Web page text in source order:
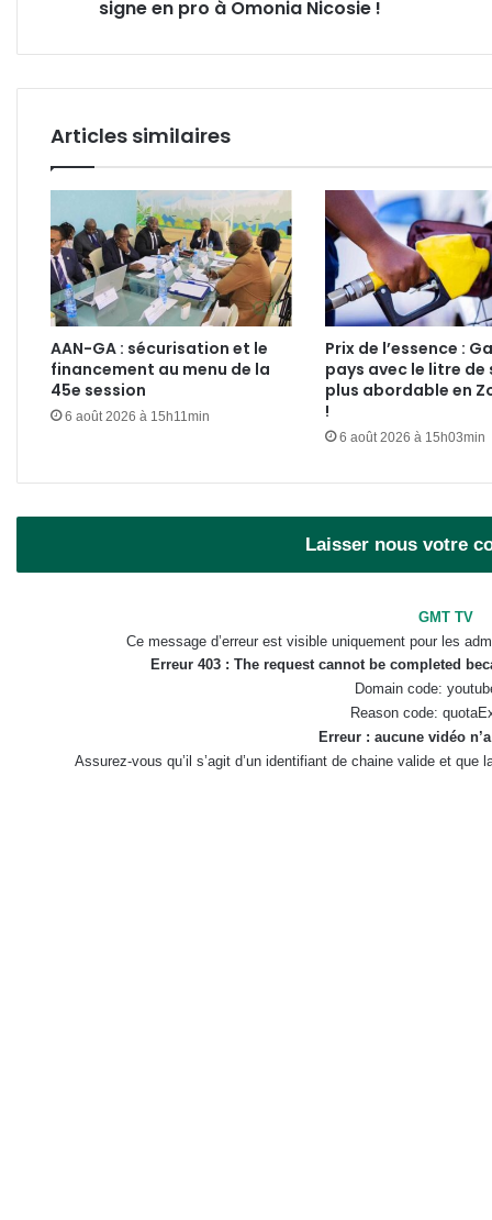
Nicosie
signe en pro à Omonia Nicosie !
Articles similaires
AAN-GA : sécurisation et le
financement au menu de la
45e session
6 août 2026 à 15h11min
Prix de l’essence :
pays avec le litre de
plus abordable en
!
6 août 2026 à 15h03min
Laisser nous votre
GMT TV
Ce message d’erreur est visible uniquement pour les
Erreur 403 : The request cannot be completed
Domain code:
Reason code:
Erreur : aucune vidéo
Assurez-vous qu’il s’agit d’un identifiant de chaine valide et